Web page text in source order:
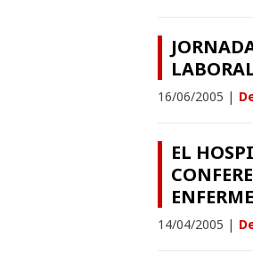
16/06/2005 |
EL
14/04/2005 |